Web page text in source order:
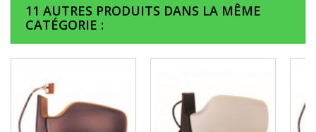
11 AUTRES PRODUITS DANS LA MÊME
CATÉGORIE :